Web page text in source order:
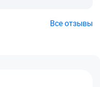
Все отзывы